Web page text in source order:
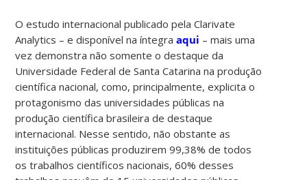
O estudo internacional publicado pela Clarivate
Analytics – e disponível na íntegraaqui – mais uma
vez demonstra não somente o destaque da
Universidade Federal de Santa Catarina na produção
científica nacional, como, principalmente, explicita o
protagonismo das universidades públicas na
produção científica brasileira de destaque
internacional. Nesse sentido, não obstante as
instituições públicas produzirem 99,38% de todos
os trabalhos científicos nacionais, 60% desses